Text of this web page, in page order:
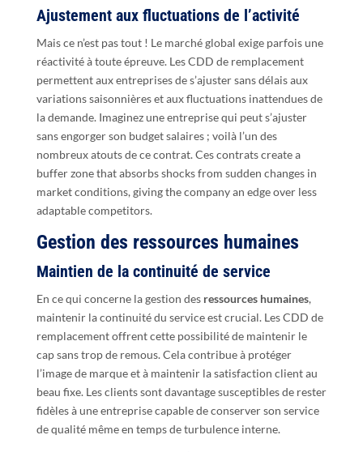
Ajustement aux fluctuations de l’activité
Mais ce n’est pas tout ! Le marché global exige parfois une
réactivité à toute épreuve. Les CDD de remplacement
permettent aux entreprises de s’ajuster sans délais aux
variations saisonnières et aux fluctuations inattendues de
la demande. Imaginez une entreprise qui peut s’ajuster
sans engorger son budget salaires ; voilà l’un des
nombreux atouts de ce contrat. Ces contrats create a
buffer zone that absorbs shocks from sudden changes in
market conditions, giving the company an edge over less
adaptable competitors.
Gestion des ressources humaines
Maintien de la continuité de service
En ce qui concerne la gestion des ressources humaines,
maintenir la continuité du service est crucial. Les CDD de
remplacement offrent cette possibilité de maintenir le
cap sans trop de remous. Cela contribue à protéger
l’image de marque et à maintenir la satisfaction client au
beau fixe. Les clients sont davantage susceptibles de rester
fidèles à une entreprise capable de conserver son service
de qualité même en temps de turbulence interne.